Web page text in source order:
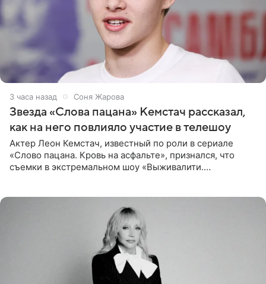
3 часа назад Соня Жарова
Звезда «Слова пацана» Кемстач рассказал,
как на него повлияло участие в телешоу
Актер Леон Кемстач, известный по роли в сериале
«Слово пацана. Кровь на асфальте», признался, что
съемки в экстремальном шоу «Выживалити.